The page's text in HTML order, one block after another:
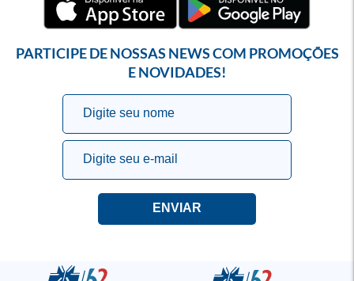
PARTICIPE DE NOSSAS NEWS COM PROMOÇÕES
E NOVIDADES!